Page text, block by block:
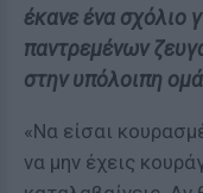
έκανε ένα σχόλιο
παντρεμένων
στην υπόλοιπη
«Να είσαι
να μην έχεις